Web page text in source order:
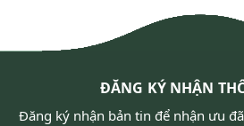
ĐĂNG KÝ NHẬN
Đăng ký nhận bản tin để nhận ưu